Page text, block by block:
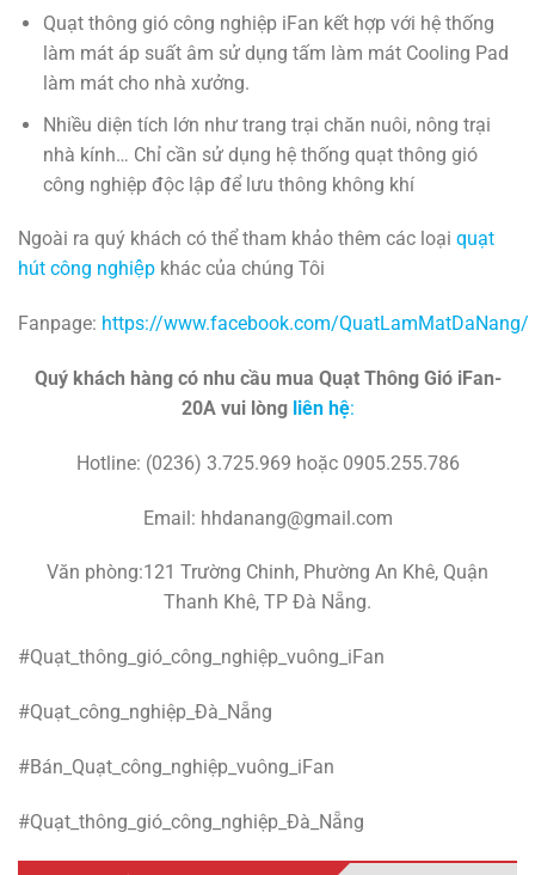
Quạt thông gió công nghiệp iFan kết hợp với hệ thống
làm mát áp suất âm sử dụng tấm làm mát Cooling Pad
làm mát cho nhà xưởng.
Nhiều diện tích lớn như trang trại chăn nuôi, nông trại
nhà kính… Chỉ cần sử dụng hệ thống quạt thông gió
công nghiệp độc lập để lưu thông không khí
Ngoài ra quý khách có thể tham khảo thêm các loại quạt
hút công nghiệp khác của chúng Tôi
Fanpage: https://www.facebook.com/QuatLamMatDaNang/
Quý khách hàng có nhu cầu mua Quạt Thông Gió iFan-
20A vui lòng liên hệ:
Hotline: (0236) 3.725.969 hoặc 0905.255.786
Email: hhdanang@gmail.com
Văn phòng:121 Trường Chinh, Phường An Khê, Quận
Thanh Khê, TP Đà Nẵng.
#Quạt_thông_gió_công_nghiệp_vuông_iFan
#Quạt_công_nghiệp_Đà_Nẵng
#Bán_Quạt_công_nghiệp_vuông_iFan
#Quạt_thông_gió_công_nghiệp_Đà_Nẵng